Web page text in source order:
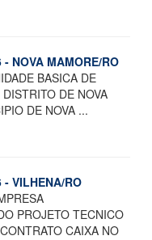
- NOVA MAMORE/RO
BASICA DE
DE NOVA
DE NOVA ...
- VILHENA/RO
PROJETO TECNICO
CAIXA NO